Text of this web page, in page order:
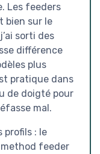
Les feeders
bien sur le
sorti des
différence
plus
pratique dans
de doigté pour
mal.
profils : le
feeder